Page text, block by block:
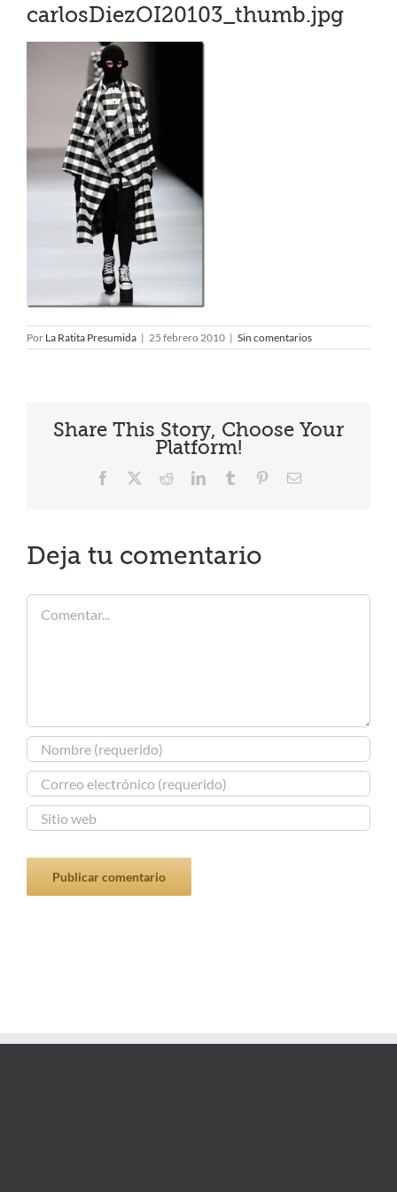
carlosDiezOI20103_thumb.jpg
Por La Ratita Presumida | 25 febrero 2010 | Sin comentarios
Share This Story, Choose Your
Platform!
Facebook RedditLinkedInTumblr PinterestCorreo
Deja tu comentario
Comentar